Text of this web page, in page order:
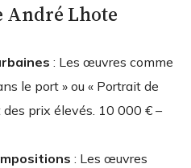
André Lhote
: Les œuvres comme
le port » ou « Portrait de
prix élevés. 10 000 € –
: Les œuvres